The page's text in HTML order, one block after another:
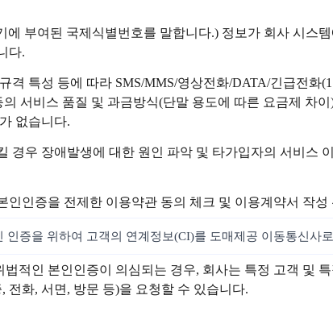
부여된 국제식별번호를 말합니다.) 정보가 회사 시스
다.
특성 등에 따라 SMS/MMS/영상전화/DATA/긴급전화
서비스 품질 및 과금방식(단말 용도에 따른 요금제 차
없습니다.
우 장애발생에 대한 원인 파악 및 타가입자의 서비스
인증을 전제한 이용약관 동의 체크 및 이용계약서 작
증을 위하여 고객의 연계정보(CI)를 도매제공 이동통신사
적인 본인인증이 의심되는 경우, 회사는 특정 고객 및
전화, 서면, 방문 등)을 요청할 수 있습니다.